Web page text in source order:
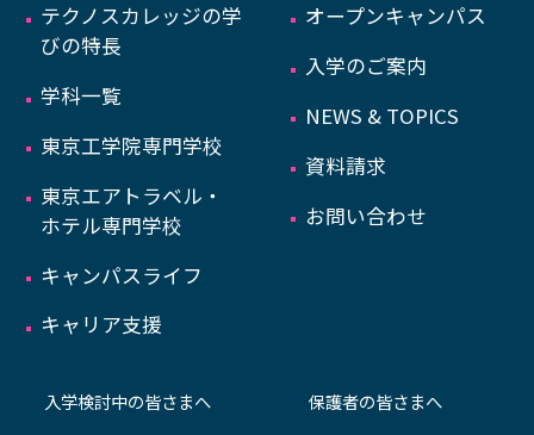
テクノスカレッジの学
びの特長
学科一覧
東京工学院専門学校
東京エアトラベル・
ホテル専門学校
キャンパスライフ
キャリア支援
オープンキャンパス
入学のご案内
NEWS & TOPICS
資料請求
お問い合わせ
入学検討中の皆さまへ
保護者の皆さまへ